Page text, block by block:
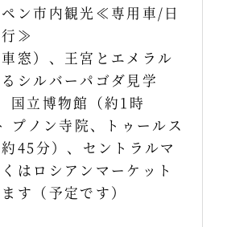
ン市内観光≪専用車/日
行≫
窓）、王宮とエメラル
シルバーパゴダ見学
国立博物館（約1時
プノン寺院、トゥールス
45分）、セントラルマ
はロシアンマーケット
す（予定です）